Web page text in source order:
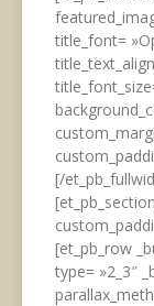
title_font=
[/
[et_pb_row
type= »2_3″